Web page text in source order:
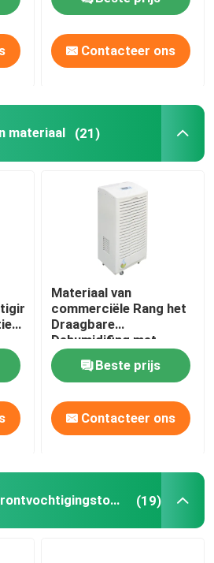
Dauwpunt < -45 C
Contacteer ons
materiaal (21)
Materiaal van
commerciële Rang het
Draagbare
Dehumidifing met
LEIDENE Vertoning
130L /dagBeste prijs
Contacteer ons
Dehydrerend Rotorontvochtigingstoestel (19)